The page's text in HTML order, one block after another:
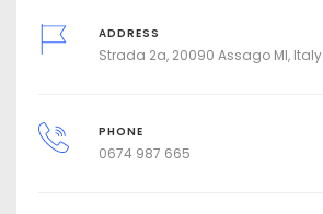
ADDRESS
Strada 2a, 20090 Assago MI, Italy
PHONE
0674 987 665